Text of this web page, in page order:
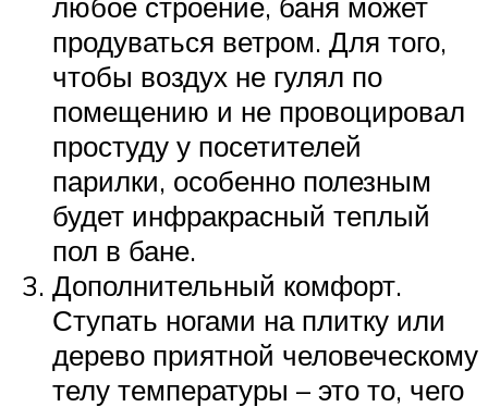
продуваться ветром. Для того,
чтобы воздух не гулял по
помещению и не провоцировал
простуду у посетителей
парилки, особенно полезным
будет инфракрасный теплый
пол в бане.
Дополнительный комфорт.
Ступать ногами на плитку или
дерево приятной человеческому
телу температуры – это то, чего